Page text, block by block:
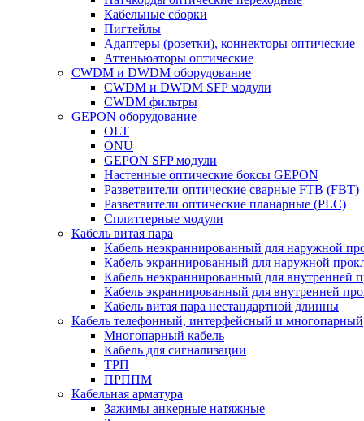
Кабельные сборки
Пигтейлы
Адаптеры (розетки), коннекторы оптические
Аттеньюаторы оптические
CWDM и DWDM оборудование
CWDM и DWDM SFP модули
CWDM фильтры
GEPON оборудование
OLT
ONU
GEPON SFP модули
Настенные оптические боксы GEPON
Разветвители оптические сварные FTB (FBT)
Разветвители оптические планарные (PLC)
Сплиттерные модули
Кабель витая пара
Кабель неэкраннированный для наружной
Кабель экраннированный для наружной
Кабель неэкраннированный для внутренней
Кабель экраннированный для внутренней
Кабель витая пара нестандартной длинны
Кабель телефонный, интерфейсный и многопарный
Многопарный кабель
Кабель для сигнализации
ТРП
ПРППМ
Кабельная арматура
Зажимы анкерные натяжные